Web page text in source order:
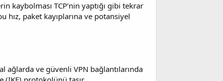
kaybolması TCP’nin yaptığı gibi tekrar
hız, paket kayıplarına ve potansiyel
ağlarda ve güvenli VPN bağlantılarında